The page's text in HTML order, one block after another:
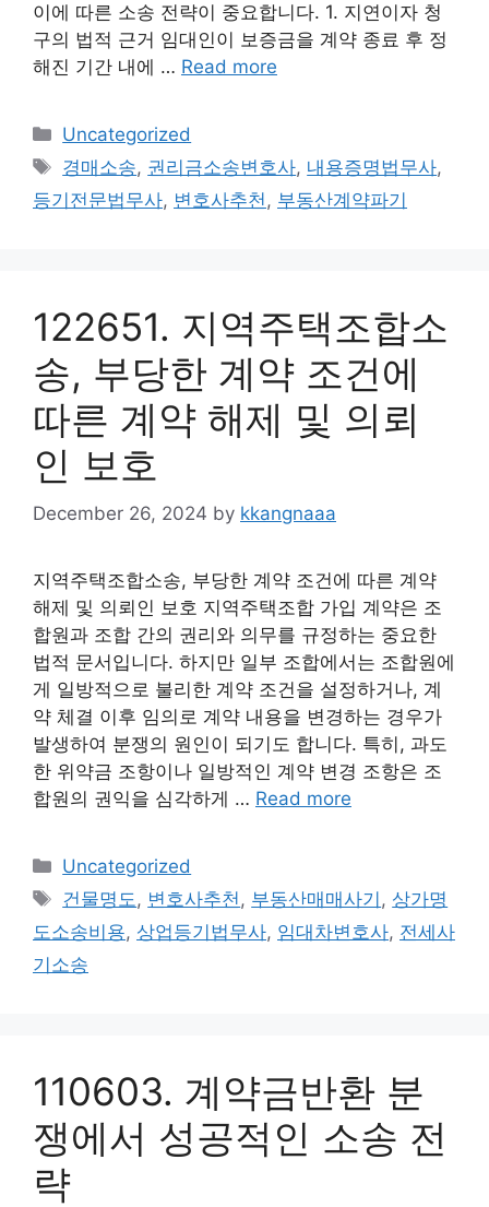
이에 따른 소송 전략이 중요합니다. 1. 지연이자 청
구의 법적 근거 임대인이 보증금을 계약 종료 후 정
해진 기간 내에 … Read more
Categories
Uncategorized
Tags
경매소송, 권리금소송변호사, 내용증명법무사,
등기전문법무사, 변호사추천, 부동산계약파기
122651. 지역주택조합소
송, 부당한 계약 조건에
따른 계약 해제 및 의뢰
인 보호
December 26, 2024 by kkangnaaa
지역주택조합소송, 부당한 계약 조건에 따른 계약
해제 및 의뢰인 보호 지역주택조합 가입 계약은 조
합원과 조합 간의 권리와 의무를 규정하는 중요한
법적 문서입니다. 하지만 일부 조합에서는 조합원에
게 일방적으로 불리한 계약 조건을 설정하거나, 계
약 체결 이후 임의로 계약 내용을 변경하는 경우가
발생하여 분쟁의 원인이 되기도 합니다. 특히, 과도
한 위약금 조항이나 일방적인 계약 변경 조항은 조
합원의 권익을 심각하게 … Read more
Categories
Uncategorized
Tags
건물명도 , 변호사추천 , 부동산매매사기 , 상가명
도소송비용, 상업등기법무사, 임대차변호사, 전세사
기소송
110603. 계약금반환 분
쟁에서 성공적인 소송 전
략